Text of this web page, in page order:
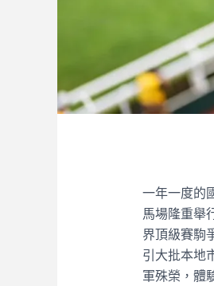
一年一度的
馬場隆重舉
界頂級賽駒
引大批本地
軍殊榮，體